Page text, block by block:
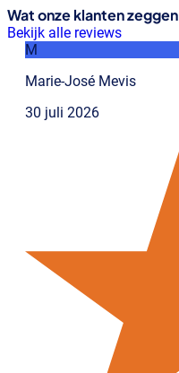
Wat onze klanten zeggen
Bekijk alle reviews
M
Marie-José Mevis
30 juli 2026